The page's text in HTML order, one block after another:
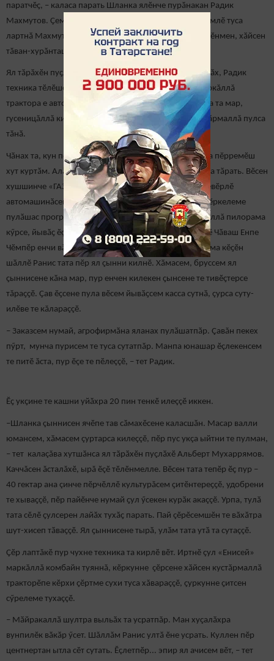
паратчӗҫ, – каласа парать Шланка ялӗнче пурӑнакан Радик
Махмутов. Ҫемье пурӑнакан ҫурта питӗ пысӑк та илемлӗ туса
лартнӑ Махмутовсем. Ӑна тума ют çӗртен ăстасене чӗнмен, хӑйсен
тӑван-хурӑнташӗсемпе хăпартса лартнă.
Ял тӑрӑхӗн пуҫлӑхӗ Альберт Мухаррямов каланӑ тӑрӑх, Радик
техника тӗлӗшӗнчен те питӗ хастар. Кирек мӗнле маркăллă
трактора е автомобиле çӳретме пултарать. Апла кăна та мар,
гусеницăллă кивӗ «ДТ-75« маркăллă трактор та кустӑрмаллă пулса
тӑнӑ.
Чӑнах та, кун пек тӗлӗнмелле ӗҫе эпӗ хамӑн пурнӑҫра пӗрремӗш
хут куртӑм. Алӑк умӗнче тата темиçе единица техника тӑрать. Вӗсен
хушшинче «ГАЗ – 66» тата «УАЗ» санитари машини евӗрлӗ
автомашинӑсем те пур. Халӑха ӗҫпе тивӗҫтерес ӗҫе йӗркелеме
пулӑшас программăпа вӑл 2014 ҫулта «Тайга» маркăллă пилорама
кӳрсе, йывӑҫ ӗҫе кӗртекен цех уҫнӑ. Йывӑҫсене кӳршӗ Чӑваш Енпе
Чӗмпӗр енчи вӑрмансенчен илсе килеççӗ. Ӑна пулӑшма кӗҫӗн
шӑллӗ Ранис тата пӗр ял ҫынни килнӗ. Хӑмасем, бруссем ял
ҫыннисене кӑна мар, пур енчен килекен ҫынсене те тивӗҫтерсе
тăраҫҫӗ. Ҫав ӗҫсене пула вӗсем йывӑҫсем касса сутнӑ, çурса суту-
илӗве те кăлараççӗ.
– Заказсем нумай, агрофирмӑна яланах пулӑшатпӑр. Çавăн пекех
пӳрт, мунча пурисем те туса сутатпӑр. Манпа юнашар ӗçлекенсем
те питӗ ăста, пур ӗçе те пӗлеççӗ, – тет Радик.
Ӗҫ укҫине те кашни уйӑхра 20 пин тенкӗ илеççӗ иккен.
–Шланка çыннисен ячӗпе тав сӑмахӗсене каласшӑн. Масар валли
юмансем, хӑмасем çуртарса килеççӗ, пӗр пус укçа ыйтни те пулман,
– тет калаçăва хутшӑнса ял тӑрӑхӗн пуҫлӑхӗ Альберт Мухаррямов.
Каччăсен ăсталăхӗ, ырă ӗçӗ тӗлӗнмелле. Вӗсен тата тепӗр ӗҫ пур –
40 гектар ана çинче пӗрчӗллӗ культурăсем ҫитӗнтереҫҫӗ, удобрени
те хываҫҫӗ, пӗр пайӗнче нумай ҫул ӳсекен курӑк акаççӗ. Урпа, тулӑ
тата сӗлӗ ҫулсерен лайӑх тухӑҫ парать. Пай çӗрӗсемшӗн те вӑхӑтра
шут-хисеп тӑваҫҫӗ. Ял ҫыннисене тырӑ, улӑм тата утӑ та сутаççӗ.
Çӗр лаптăкӗ пур чухне техника та кирлӗ вӗт. Иртнӗ çул «Енисей»
маркăллă комбайн туяннă, кӗркунне çӗрсене хӑйсен кустӑрмаллӑ
тракторӗпе кӗрхи ҫӗртме сухи туса хăвараççӗ, ҫуркунне ҫитсен
сӳрелеме тухаççӗ.
– Мӑйракаллӑ шултра выльӑх та усратпăр. Ман хуҫалӑхра
вунпилӗк вӑкӑр ӳсет. Шăллăм Ранис ултӑ ӗне усрать. Куллен пӗр
центнертан ытла сӗт сутать. Ӗçлетпӗр... эпир ял ачисем вӗт, – тет